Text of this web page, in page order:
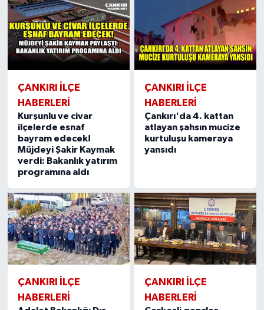
ÇANKIRI İLÇE
HABERLERİ
Kurşunlu ve civar
ilçelerde esnaf
bayram edecek!
Müjdeyi Şakir Kaymak
verdi: Bakanlık yatırım
programına aldı
ÇANKIRI İLÇE
HABERLERİ
Çankırı'da 4. kattan
atlayan şahsın mucize
kurtuluşu kameraya
yansıdı
ÇANKIRI İLÇE
HABERLERİ
ÇANKIRI İLÇE
HABERLERİ